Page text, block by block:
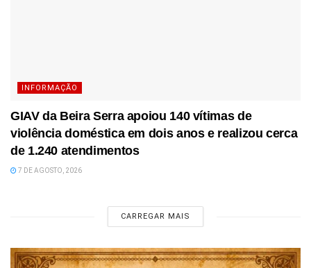
INFORMAÇÃO
GIAV da Beira Serra apoiou 140 vítimas de
violência doméstica em dois anos e realizou cerca
de 1.240 atendimentos
7 DE AGOSTO, 2026
CARREGAR MAIS